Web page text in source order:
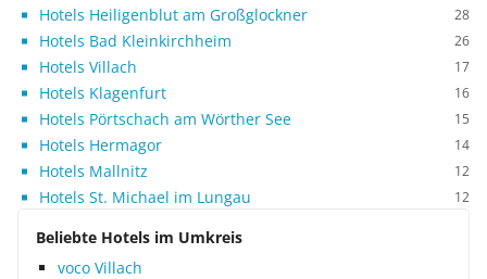
Hotels Heiligenblut am Großglockner 28
Hotels Bad Kleinkirchheim 26
Hotels Villach 17
Hotels Klagenfurt 16
Hotels Pörtschach am Wörther See 15
Hotels Hermagor 14
Hotels Mallnitz 12
Hotels St. Michael im Lungau 12
Beliebte Hotels im Umkreis
voco Villach